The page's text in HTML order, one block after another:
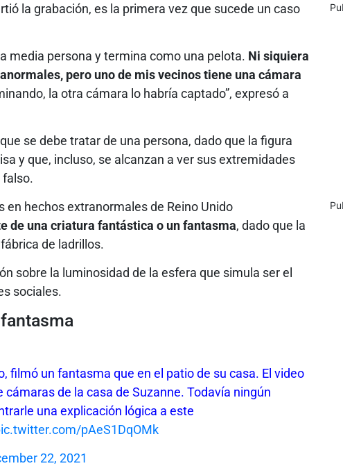
la grabación, es la primera vez que sucede un caso
media persona y termina como una pelota. Ni siquiera
pero uno de mis vecinos tiene una cámara
la otra cámara lo habría captado”, expresó a
se debe tratar de una persona, dado que la figura
y que, incluso, se alcanzan a ver sus extremidades
falso.
hechos extranormales de Reino Unido
de una criatura fantástica o un fantasma, dado que la
de ladrillos.
sobre la luminosidad de la esfera que simula ser el
sociales.
filmó un fantasma que en el patio de su casa. El video
de la casa de Suzanne. Todavía ningún
una explicación lógica a este
pAeS1DqOMk
22, 2021